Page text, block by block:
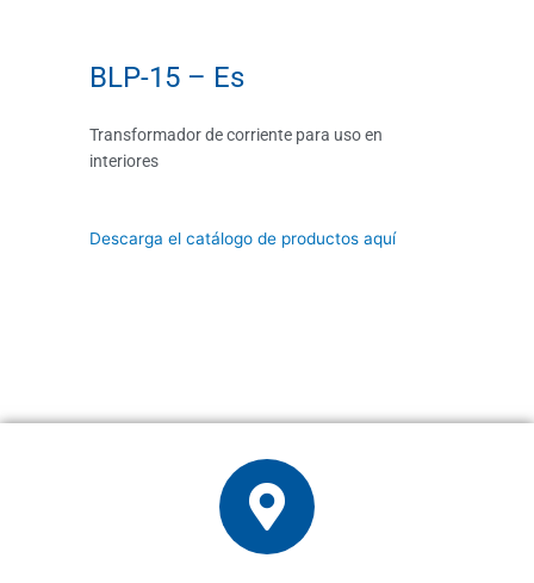
BLP-15 – Es
Transformador de corriente para uso en
interiores
Descarga el catálogo de productos aquí